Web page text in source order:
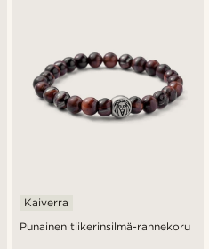
Punainen tiikerinsilmä-rannekoru
Kaiverra